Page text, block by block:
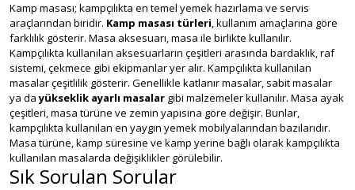
Kamp masası; kampçılıkta en temel yemek hazırlama ve servis
araçlarından biridir. Kamp masası türleri, kullanım amaçlarına göre
farklılık gösterir. Masa aksesuarı, masa ile birlikte kullanılır.
Kampçılıkta kullanılan aksesuarların çeşitleri arasında bardaklık, raf
sistemi, çekmece gibi ekipmanlar yer alır. Kampçılıkta kullanılan
masalar çeşitlilik gösterir. Genellikle katlanır masalar, sabit masalar
ya dayükseklik ayarlı masalar gibi malzemeler kullanılır. Masa ayak
çeşitleri, masa türüne ve zemin yapısına göre değişir. Bunlar,
kampçılıkta kullanılan en yaygın yemek mobilyalarından bazılarıdır.
Masa türüne, kamp süresine ve kamp yerine bağlı olarak kampçılıkta
kullanılan masalarda değişiklikler görülebilir.
Sık Sorulan Sorular